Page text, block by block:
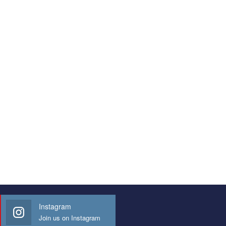
Instagram
Join us on Instagram